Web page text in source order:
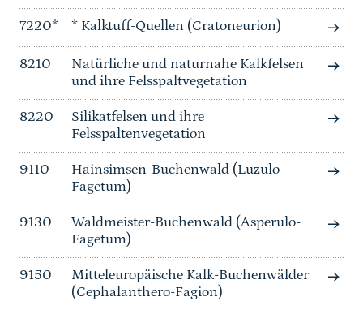
7220* * Kalktuff-Quellen (Cratoneurion)
8210
Natürliche und naturnahe Kalkfelsen
und ihre Felsspaltvegetation
8220
Silikatfelsen und ihre
Felsspaltenvegetation
9110
Hainsimsen-Buchenwald (Luzulo-
Fagetum)
9130
Waldmeister-Buchenwald (Asperulo-
Fagetum)
9150
Mitteleuropäische Kalk-Buchenwälder
(Cephalanthero-Fagion)